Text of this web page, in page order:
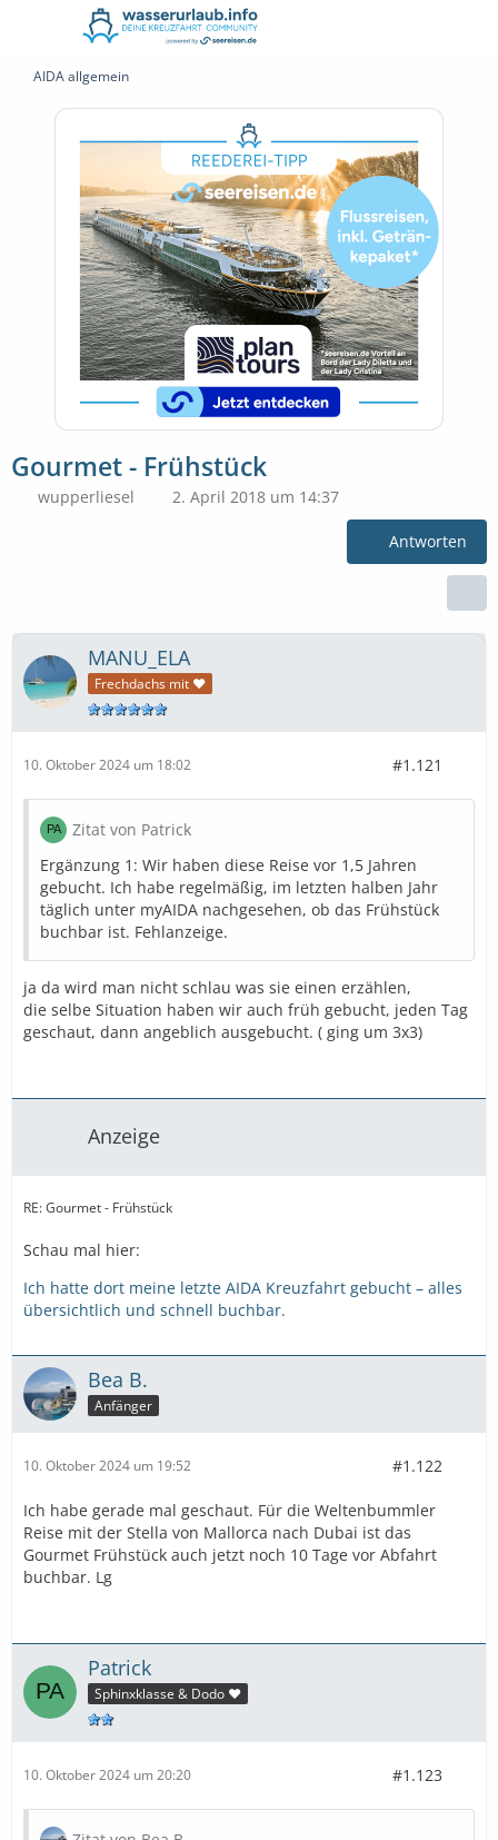
AIDA allgemein
Gourmet - Frühstück
wupperliesel 2. April 2018 um 14:37
Antworten
MANU_ELA
Frechdachs mit ❤
10. Oktober 2024 um 18:02 #1.121
Zitat von Patrick
Ergänzung 1: Wir haben diese Reise vor 1,5 Jahren
gebucht. Ich habe regelmäßig, im letzten halben Jahr
täglich unter myAIDA nachgesehen, ob das Frühstück
buchbar ist. Fehlanzeige.
ja da wird man nicht schlau was sie einen erzählen,
die selbe Situation haben wir auch früh gebucht, jeden Tag
geschaut, dann angeblich ausgebucht. ( ging um 3x3)
Anzeige
RE: Gourmet - Frühstück
Schau mal hier:
Ich hatte dort meine letzte AIDA Kreuzfahrt gebucht – alles
übersichtlich und schnell buchbar.
Bea B.
Anfänger
10. Oktober 2024 um 19:52 #1.122
Ich habe gerade mal geschaut. Für die Weltenbummler
Reise mit der Stella von Mallorca nach Dubai ist das
Gourmet Frühstück auch jetzt noch 10 Tage vor Abfahrt
buchbar. Lg
Patrick
Sphinxklasse & Dodo ❤️
10. Oktober 2024 um 20:20 #1.123